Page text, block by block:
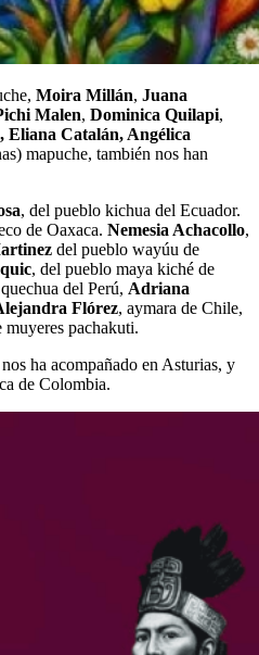
Moira Millán, Juana
Malen, Dominica Quilapi,
, Eliana Catalán, Angélica
mapuche, también nos han
, del pueblo kichua del Ecuador.
de Oaxaca. Nemesia Achacollo,
del pueblo wayúu de
, del pueblo maya kiché de
del Perú, Adriana
Flórez, aymara de Chile,
muyeres pachakuti.
ha acompañado en Asturias, y
de Colombia.